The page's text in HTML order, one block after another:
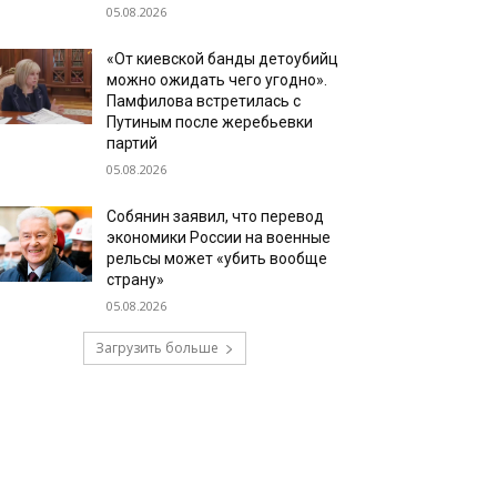
05.08.2026
«От киевской банды детоубийц
можно ожидать чего угодно».
Памфилова встретилась с
Путиным после жеребьевки
партий
05.08.2026
Собянин заявил, что перевод
экономики России на военные
рельсы может «убить вообще
страну»
05.08.2026
Загрузить больше